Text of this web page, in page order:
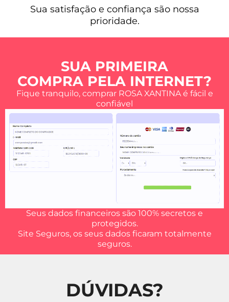
Sua satisfação e confiança são nossa
prioridade.
SUA PRIMEIRA
COMPRA PELA INTERNET?
Fique tranquilo, comprar ROSA XANTINA é fácil e
confiável
Seus dados financeiros são 100% secretos e
protegidos.
Site Seguros, os seus dados ficaram totalmente
seguros.
DÚVIDAS?